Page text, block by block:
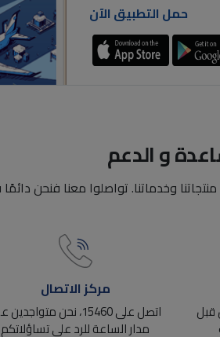
حمل التطبيق الآن
و الدعم
وخدماتنا. تواصلوا معنا فنحن
قبل
مركز الاتصال
اتصل على 15460، نحن
مدار الساعة للرد علي تساؤلاتكم